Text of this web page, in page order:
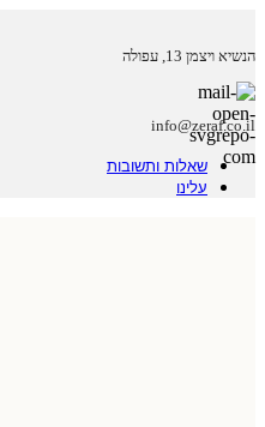
הנשיא ויצמן 13, עפולה
info@zeraf.co.il
שאלות ותשובות
עלינו